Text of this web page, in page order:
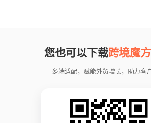
您也可以下载跨境魔
多端适配，赋能外贸增长，助力客